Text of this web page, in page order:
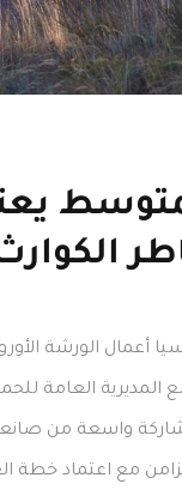
الكوارث
أعمال الورشة
العامة
مايو الجاري، بمشاركة
مع اعتماد خطة